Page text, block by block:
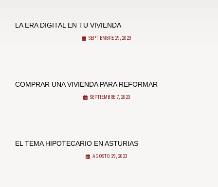
LA ERA DIGITAL EN TU VIVIENDA
SEPTIEMBRE 29, 2023
COMPRAR UNA VIVIENDA PARA REFORMAR
SEPTIEMBRE 7, 2023
EL TEMA HIPOTECARIO EN ASTURIAS
AGOSTO 29, 2023